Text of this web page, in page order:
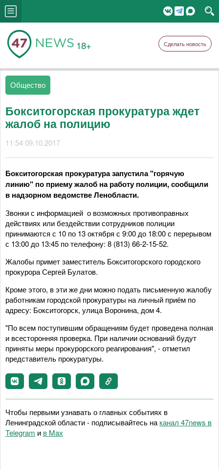
18+ Сделать новость
Общество
Бокситогорская прокуратура ждет
жалоб на полицию
11:54 09.10.2017
Бокситогорская прокуратура запустила "горячую
линию" по приему жалоб на работу полиции, сообщили
в надзорном ведомстве Ленобласти.
Звонки с информацией о возможных противоправных
действиях или бездействии сотрудников полиции
принимаются с 10 по 13 октября с 9:00 до 18:00 с перерывом
с 13:00 до 13:45 по телефону: 8 (813) 66-2-15-52.
Жалобы примет заместитель Бокситогорского городского
прокурора Сергей Булатов.
Кроме этого, в эти же дни можно подать письменную жалобу
работникам городской прокуратуры на личный приём по
адресу: Бокситогорск, улица Воронина, дом 4.
"По всем поступившим обращениям будет проведена полная
и всесторонняя проверка. При наличии оснований будут
приняты меры прокурорского реагирования", - отметил
представитель прокуратуры.
Чтобы первыми узнавать о главных событиях в
Ленинградской области - подписывайтесь на канал 47news в
Telegram и в Maх